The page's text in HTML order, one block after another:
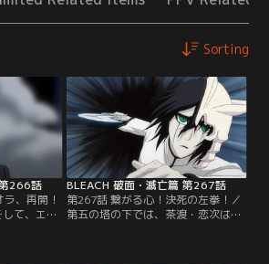
Sorting
266話
、再開！
て、エス
BLEACH 破面・滅亡篇 第267話
第267話 繋がる心！決死の左拳！／
第五の塔の下では、茶渡・恋次は巨